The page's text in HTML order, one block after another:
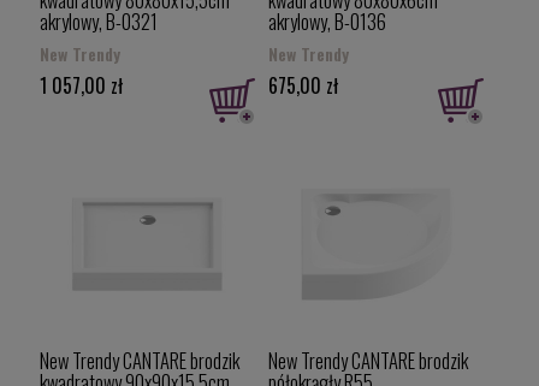
akrylowy, B-0321
New Trendy
1 057,00 zł
akrylowy, B-0136
New Trendy
675,00 zł
New Trendy CANTARE brodzik New Trendy CANTARE brodzik